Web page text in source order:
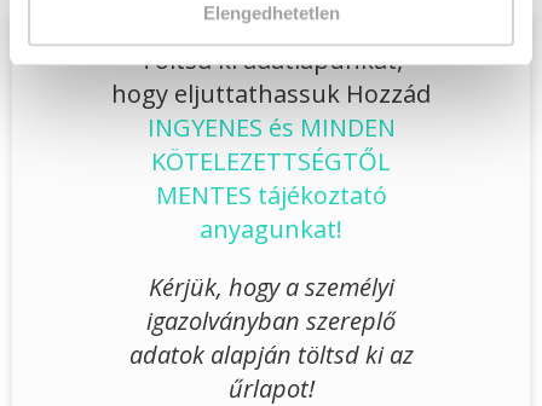
Elengedhetetlen
Töltsd ki adatlapunkat,
hogy eljuttathassuk Hozzád
INGYENES és MINDEN
KÖTELEZETTSÉGTŐL
MENTES tájékoztató
anyagunkat!
Kérjük, hogy a személyi
igazolványban szereplő
adatok alapján töltsd ki az
űrlapot!